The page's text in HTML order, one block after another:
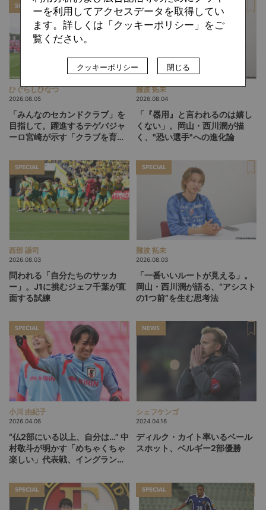
SPECIAL
ひぐらしひなつ
2026.08.05
「みんなのセカンドクラブ」を
目指して。躍進するテゲバジャ
ーロ宮崎が示す「クラブを育て
SPECIAL
難波 拓未
2026.08.04
「『器用』と言われるのは嬉し
くない」。岡山・西川潤が描
く、"恐い選手"への進化論
SPECIAL
西部 謙司
2026.08.03
問われる「自分たちのサッカ
ー」。J1に挑むジェフ千葉が直
面する試練
SPECIAL
難波 拓未
2026.08.03
「一番いいルートが見える」。
岡山・西川潤が語る、“アシスト
の1つ前”を生む思考法
SPECIAL
小川 由紀子
2026.04.06
“仏2部にいる以上、自分は…” 中
村敬斗が明かす「めちゃくちゃ
楽しい」代表戦、イングランド
NEWS
シェフケンゴ
2024.04.16
ディルク・カイト率いるベール
スホット、ベルギー2部優勝
SPECIAL SPECIAL
ーを利用してアクセスデータを取得してい
ます。詳しくは「クッキーポリシー」をご
覧ください。
クッキーポリシー 閉じる